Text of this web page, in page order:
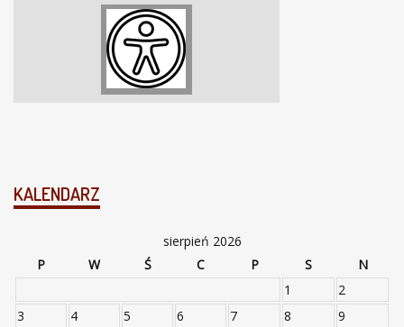
KALENDARZ
sierpień 2026
P
W Ś C P S
N
1
2
3
4 5 6 7 8
9